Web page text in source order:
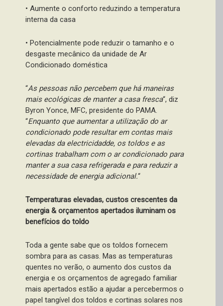
• Aumente o conforto reduzindo a temperatura
interna da casa
• Potencialmente pode reduzir o tamanho e o
desgaste mecânico da unidade de Ar
Condicionado doméstica
“As pessoas não percebem que há maneiras
mais ecológicas de manter a casa fresca“, diz
Byron Yonce, MFC, presidente do PAMA.
“Enquanto que aumentar a utilização do ar
condicionado pode resultar em contas mais
elevadas da electricidadde, os toldos e as
cortinas trabalham com o ar condicionado para
manter a sua casa refrigerada e para reduzir a
necessidade de energia adicional.“
Temperaturas elevadas, custos crescentes da
energia & orçamentos apertados iluminam os
benefícios do toldo
Toda a gente sabe que os toldos fornecem
sombra para as casas. Mas as temperaturas
quentes no verão, o aumento dos custos da
energia e os orçamentos de agregado familiar
mais apertados estão a ajudar a percebermos o
papel tangível dos toldos e cortinas solares nos